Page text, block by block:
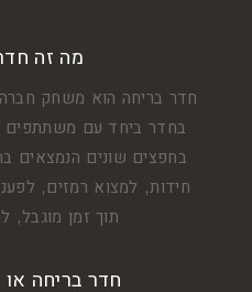
מה זה
חדר בריחה הוא משחק חברה
בחדר ביחד עם משתתפים
בחפצים שונים הנמצאים
חידות, למצוא רמזים,
תוך זמן מוגבל, לרוב
חדר בריחה